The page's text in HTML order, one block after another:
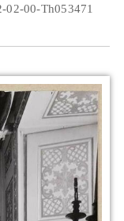
02-00-Th053471